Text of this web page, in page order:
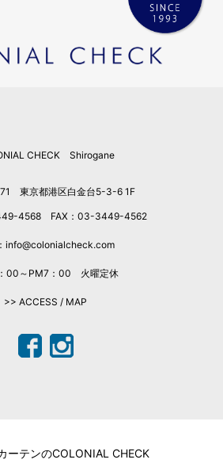
CHECK Shirogane
東京都港区白金台5-3-6 1F
4568 FAX：03-3449-4562
info@colonialcheck.com
00～PM7：00 火曜定休
>> ACCESS / MAP
ーテンのCOLONIAL CHECK